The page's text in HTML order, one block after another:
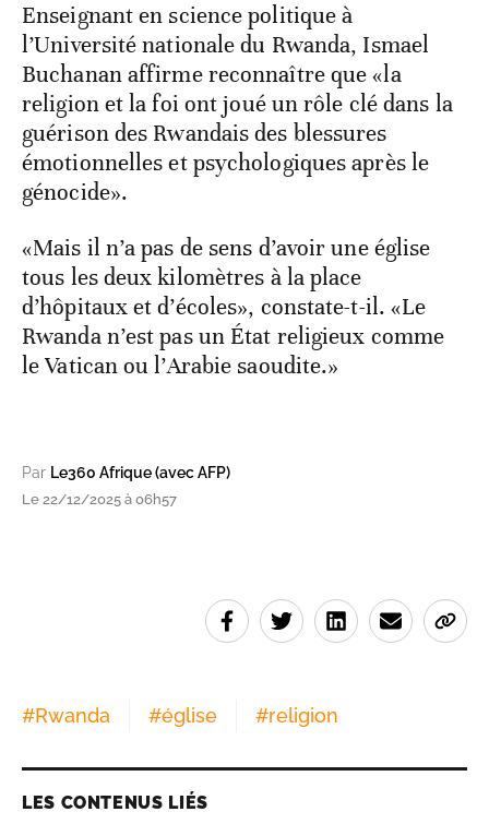
Enseignant en science politique à
l’Université nationale du Rwanda, Ismael
Buchanan affirme reconnaître que «la
religion et la foi ont joué un rôle clé dans la
guérison des Rwandais des blessures
émotionnelles et psychologiques après le
génocide».
«Mais il n’a pas de sens d’avoir une église
tous les deux kilomètres à la place
d’hôpitaux et d’écoles», constate-t-il. «Le
Rwanda n’est pas un État religieux comme
le Vatican ou l’Arabie saoudite.»
Par Le360 Afrique (avec AFP)
Le 22/12/2025 à 06h57
#Rwanda #église #religion
LES CONTENUS LIÉS